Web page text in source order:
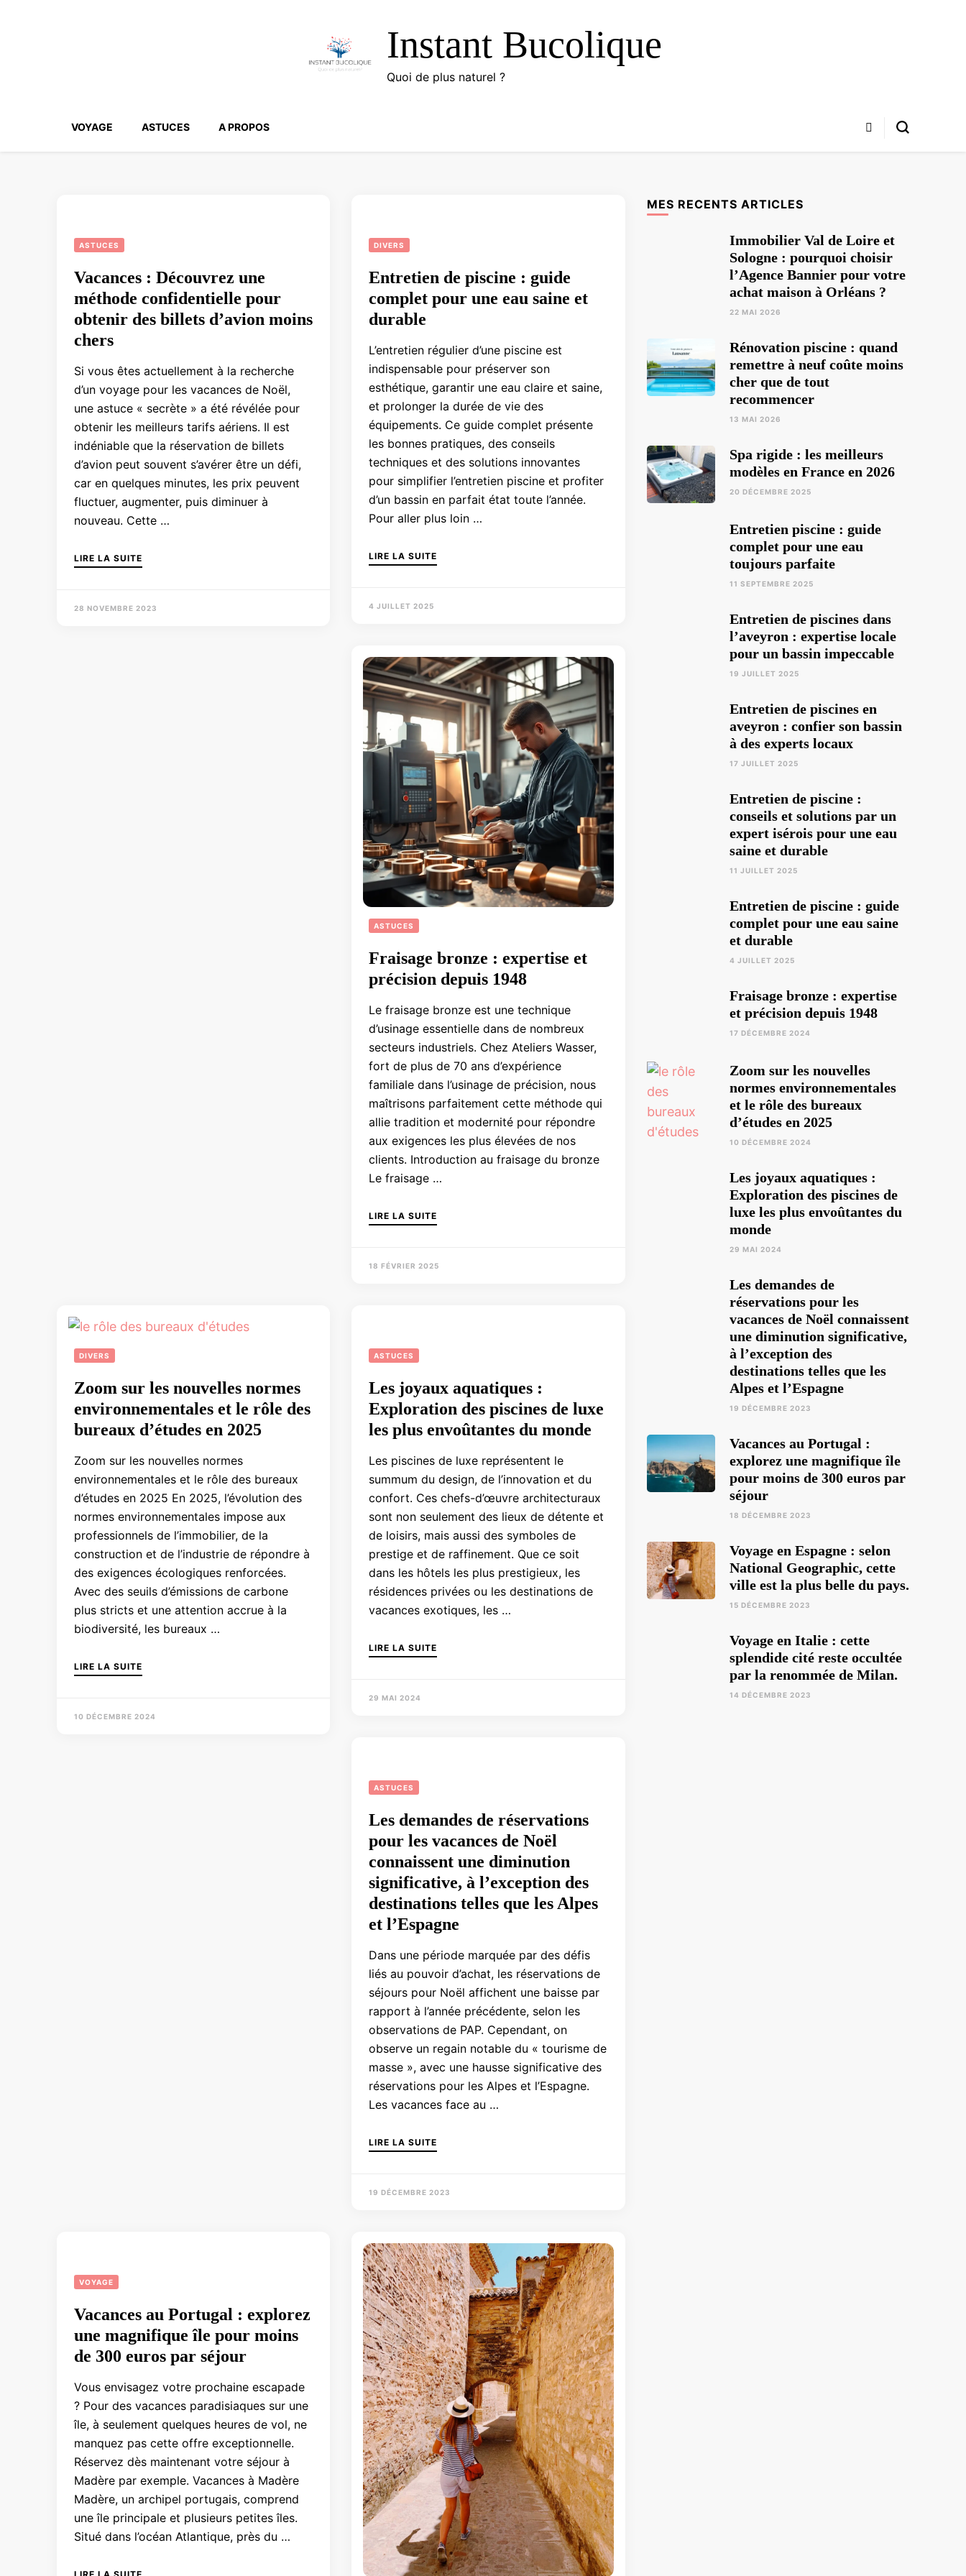
Instant Bucolique
Quoi de plus naturel ?
VOYAGE ASTUCES A PROPOS
ASTUCES
Vacances : Découvrez une
méthode confidentielle pour
obtenir des billets d’avion moins
chers
Si vous êtes actuellement à la recherche
d’un voyage pour les vacances de Noël,
une astuce « secrète » a été révélée pour
obtenir les meilleurs tarifs aériens. Il est
indéniable que la réservation de billets
d’avion peut souvent s’avérer être un défi,
car en quelques minutes, les prix peuvent
fluctuer, augmenter, puis diminuer à
nouveau. Cette …
LIRE LA SUITE
28 NOVEMBRE 2023
DIVERS
Entretien de piscine : guide
complet pour une eau saine et
durable
L’entretien régulier d’une piscine est
indispensable pour préserver son
esthétique, garantir une eau claire et saine,
et prolonger la durée de vie des
équipements. Ce guide complet présente
les bonnes pratiques, des conseils
techniques et des solutions innovantes
pour simplifier l’entretien piscine et profiter
d’un bassin en parfait état toute l’année.
Pour aller plus loin …
LIRE LA SUITE
4 JUILLET 2025
ASTUCES
Fraisage bronze : expertise et
précision depuis 1948
Le fraisage bronze est une technique
d’usinage essentielle dans de nombreux
secteurs industriels. Chez Ateliers Wasser,
fort de plus de 70 ans d’expérience
familiale dans l’usinage de précision, nous
maîtrisons parfaitement cette méthode qui
allie tradition et modernité pour répondre
aux exigences les plus élevées de nos
clients. Introduction au fraisage du bronze
Le fraisage …
LIRE LA SUITE
18 FÉVRIER 2025
DIVERS
Zoom sur les nouvelles normes
environnementales et le rôle des
bureaux d’études en 2025
Zoom sur les nouvelles normes
environnementales et le rôle des bureaux
d’études en 2025 En 2025, l’évolution des
normes environnementales impose aux
professionnels de l’immobilier, de la
construction et de l’industrie de répondre à
des exigences écologiques renforcées.
Avec des seuils d’émissions de carbone
plus stricts et une attention accrue à la
biodiversité, les bureaux …
LIRE LA SUITE
10 DÉCEMBRE 2024
ASTUCES
Les joyaux aquatiques :
Exploration des piscines de luxe
les plus envoûtantes du monde
Les piscines de luxe représentent le
summum du design, de l’innovation et du
confort. Ces chefs-d’œuvre architecturaux
sont non seulement des lieux de détente et
de loisirs, mais aussi des symboles de
prestige et de raffinement. Que ce soit
dans les hôtels les plus prestigieux, les
résidences privées ou les destinations de
vacances exotiques, les …
LIRE LA SUITE
29 MAI 2024
ASTUCES
Les demandes de réservations
pour les vacances de Noël
connaissent une diminution
significative, à l’exception des
destinations telles que les Alpes
et l’Espagne
Dans une période marquée par des défis
liés au pouvoir d’achat, les réservations de
séjours pour Noël affichent une baisse par
rapport à l’année précédente, selon les
observations de PAP. Cependant, on
observe un regain notable du « tourisme de
masse », avec une hausse significative des
réservations pour les Alpes et l’Espagne.
Les vacances face au …
LIRE LA SUITE
19 DÉCEMBRE 2023
VOYAGE
Vacances au Portugal : explorez
une magnifique île pour moins
de 300 euros par séjour
Vous envisagez votre prochaine escapade
? Pour des vacances paradisiaques sur une
île, à seulement quelques heures de vol, ne
manquez pas cette offre exceptionnelle.
Réservez dès maintenant votre séjour à
Madère par exemple. Vacances à Madère
Madère, un archipel portugais, comprend
une île principale et plusieurs petites îles.
Situé dans l’océan Atlantique, près du …
MES RECENTS ARTICLES
Immobilier Val de Loire et
Sologne : pourquoi choisir
l’Agence Bannier pour votre
achat maison à Orléans ?
22 MAI 2026
Rénovation piscine : quand
remettre à neuf coûte moins
cher que de tout
recommencer
13 MAI 2026
Spa rigide : les meilleurs
modèles en France en 2026
20 DÉCEMBRE 2025
Entretien piscine : guide
complet pour une eau
toujours parfaite
11 SEPTEMBRE 2025
Entretien de piscines dans
l’aveyron : expertise locale
pour un bassin impeccable
19 JUILLET 2025
Entretien de piscines en
aveyron : confier son bassin
à des experts locaux
17 JUILLET 2025
Entretien de piscine :
conseils et solutions par un
expert isérois pour une eau
saine et durable
11 JUILLET 2025
Entretien de piscine : guide
complet pour une eau saine
et durable
4 JUILLET 2025
Fraisage bronze : expertise
et précision depuis 1948
17 DÉCEMBRE 2024
Zoom sur les nouvelles
normes environnementales
et le rôle des bureaux
d’études en 2025
10 DÉCEMBRE 2024
Les joyaux aquatiques :
Exploration des piscines de
luxe les plus envoûtantes du
monde
29 MAI 2024
Les demandes de
réservations pour les
vacances de Noël connaissent
une diminution significative,
à l’exception des
destinations telles que les
Alpes et l’Espagne
19 DÉCEMBRE 2023
Vacances au Portugal :
explorez une magnifique île
pour moins de 300 euros par
séjour
18 DÉCEMBRE 2023
Voyage en Espagne : selon
National Geographic, cette
ville est la plus belle du pays.
15 DÉCEMBRE 2023
Voyage en Italie : cette
splendide cité reste occultée
par la renommée de Milan.
14 DÉCEMBRE 2023